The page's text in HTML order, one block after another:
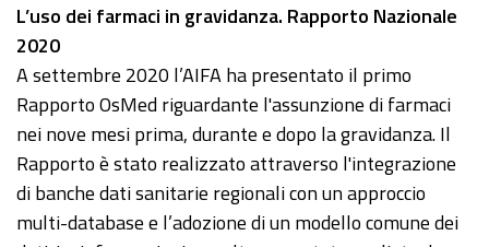
L’uso dei farmaci in gravidanza. Rapporto Nazionale
2020
A settembre 2020 l’AIFA ha presentato il primo
Rapporto OsMed riguardante l'assunzione di farmaci
nei nove mesi prima, durante e dopo la gravidanza. Il
Rapporto è stato realizzato attraverso l'integrazione
di banche dati sanitarie regionali con un approccio
multi-database e l’adozione di un modello comune dei